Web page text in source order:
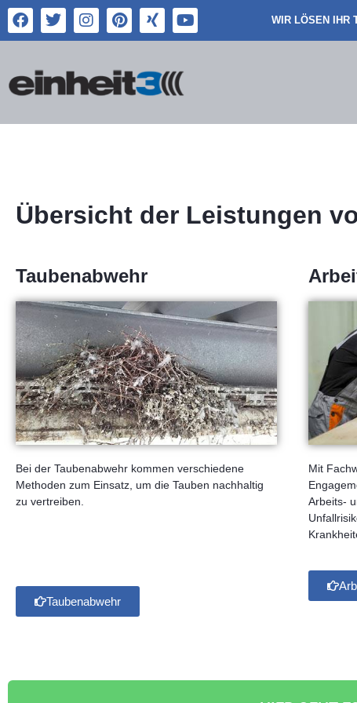
WIR LÖSEN IHR
Übersicht der Leistungen
Taubenabwehr
Bei der Taubenabwehr kommen verschiedene
Methoden zum Einsatz, um die Tauben nachhaltig
zu vertreiben.
Taubenabwehr
Mit
Arbeits-